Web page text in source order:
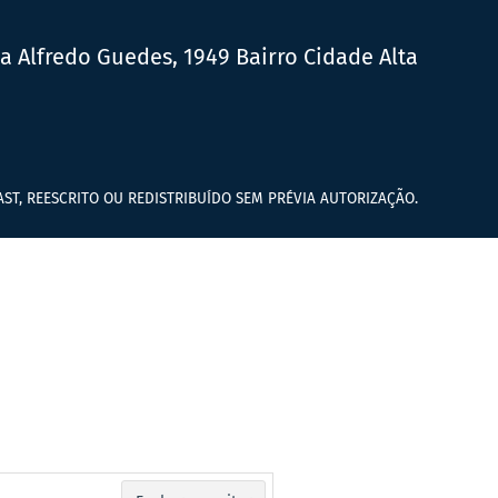
Alfredo Guedes, 1949 Bairro Cidade Alta
REESCRITO OU REDISTRIBUÍDO SEM PRÉVIA AUTORIZAÇÃO.